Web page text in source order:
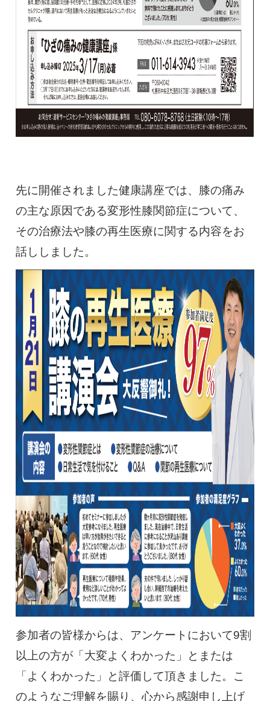
先に開催されました健康講座では、膝の痛み
の主な原因である変形性膝関節症について、
その治療法や膝の再生医療に関する内容をお
話ししました。
参加者の皆様からは、アンケートにおいて9割
以上の方が「大変よくわかった」とまたは
「よくわかった」と評価して頂きました。こ
のようなご理解を賜り、心から感謝申し上げ